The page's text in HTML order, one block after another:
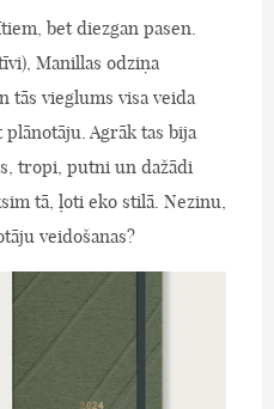
bet diezgan pasen.
Manillas odziņa
tās vieglums visa veida
Agrāk tas bija
tropi, putni un dažādi
tā, ļoti eko stilā. Nezinu,
veidošanas?